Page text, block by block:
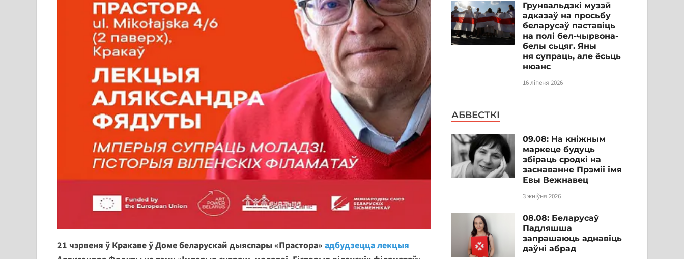
21 чэрвеня ў Кракаве ў Доме беларускай дыяспары «Прастора» адбудзецца лекцыя
Грунвальдзкі музэй
адказаў на просьбу
беларусаў паставіць
на полі бел-чырвона-
белы сьцяг. Яны
ня супраць, але ёсьць
нюанс
16 ліпеня 2026
АБВЕСТКІ
09.08: На кніжным
маркеце будуць
збіраць сродкі на
заснаванне Прэміі імя
Евы Вежнавец
3 жніўня 2026
08.08: Беларусаў
Падляшша
запрашаюць аднавіць
даўні абрад